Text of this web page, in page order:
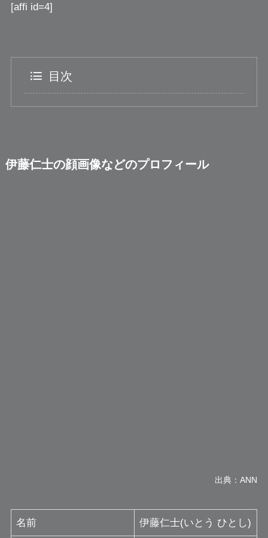
[affi id=4]
目次
伊藤仁士の顔画像などのプロフィール
出典：ANN
名前 伊藤仁士(いとう ひとし)